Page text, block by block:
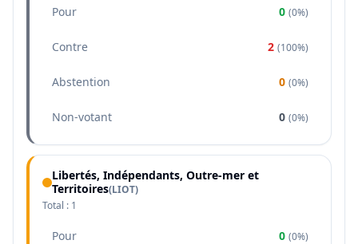
Pour 0 (0%)
Contre 2 (100%)
Abstention 0 (0%)
Non-votant 0 (0%)
Libertés, Indépendants, Outre-mer et
Territoires(LIOT)
Total : 1
Pour 0 (0%)